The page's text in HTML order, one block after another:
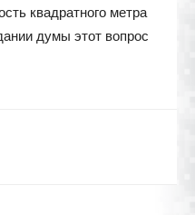
квадратного метра
думы этот вопрос